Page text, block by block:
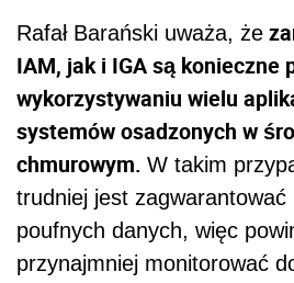
Rafał Barański uważa, że
IAM, jak i IGA są konieczne
wykorzystywaniu wielu
systemów osadzonych w
chmurowym. W takim
trudniej jest zagwarantować
poufnych danych, więc
przynajmniej monitorować